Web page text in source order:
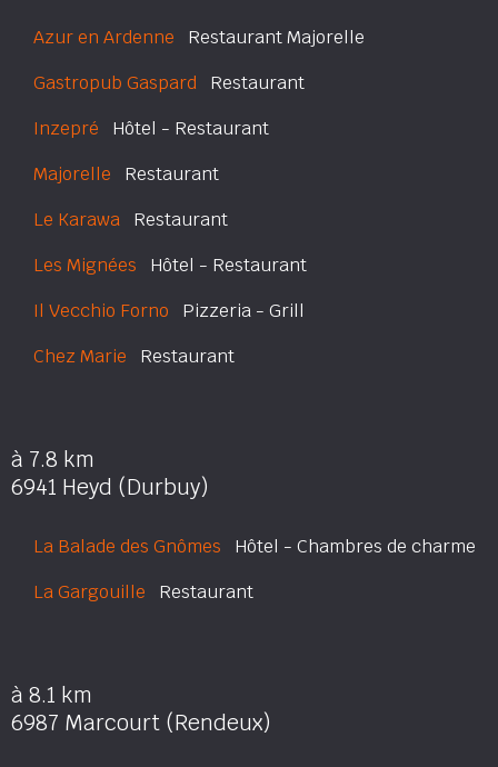
Azur en Ardenne Restaurant Majorelle
Gastropub Gaspard Restaurant
Inzepré Hôtel - Restaurant
Majorelle Restaurant
Le Karawa Restaurant
Les Mignées Hôtel - Restaurant
Il Vecchio Forno Pizzeria - Grill
Chez Marie Restaurant
à 7.8 km
6941 Heyd (Durbuy)
La Balade des Gnômes Hôtel - Chambres de charme
La Gargouille Restaurant
à 8.1 km
6987 Marcourt (Rendeux)